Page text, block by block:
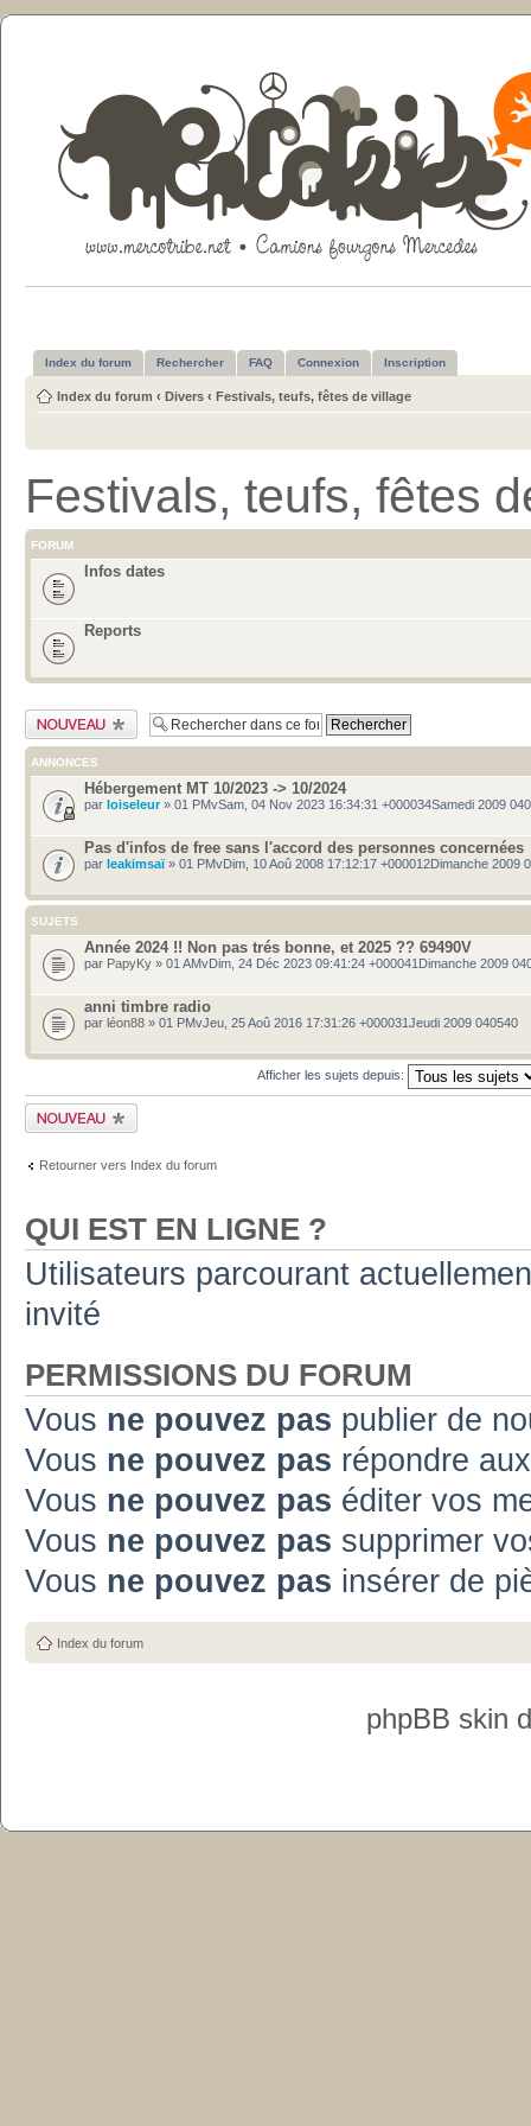
Index du forum Rechercher FAQ Connexion Inscription
Index du forum ‹ Divers ‹ Festivals, teufs, fêtes de village
Festivals, teufs, fêtes
FORUM
Infos dates
Reports
Publier un nouveau
sujet
ANNONCES
Hébergement MT 10/2023 -> 10/2024
par loiseleur» 01 PMvSam, 04 Nov 2023 16:34:31 +000034Samedi 2009
Pas d'infos de free sans l'accord des personnes concernées
par leakimsaï» 01 PMvDim, 10 Aoû 2008 17:12:17 +000012Dimanche 2009
SUJETS
Année 2024 !! Non pas trés bonne, et 2025 ?? 69490V
par PapyKy » 01 AMvDim, 24 Déc 2023 09:41:24 +000041Dimanche 2009
anni timbre radio
par léon88 » 01 PMvJeu, 25 Aoû 2016 17:31:26 +000031Jeudi 2009 040540
Afficher les sujets depuis:
Publier un nouveau
sujet
Retourner vers Index du forum
QUI EST EN LIGNE ?
Utilisateurs parcourant
invité
PERMISSIONS DU FORUM
Vous ne pouvez pas publier de
Vous ne pouvez pas répondre
Vous ne pouvez pas éditer vos
Vous ne pouvez pas supprimer
Vous ne pouvez pas insérer de
Index du forum
phpBB skin